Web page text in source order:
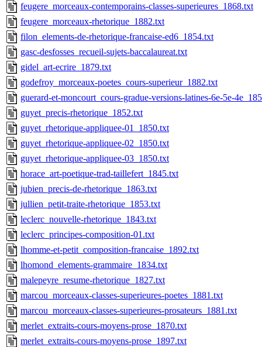
feugere_morceaux-contemporains-classes-superieures_1868.txt
feugere_morceaux-rhetorique_1882.txt
filon_elements-de-rhetorique-francaise-ed6_1854.txt
gasc-desfosses_recueil-sujets-baccalaureat.txt
gidel_art-ecrire_1879.txt
godefroy_morceaux-poetes_cours-superieur_1882.txt
guerard-et-moncourt_cours-gradue-versions-latines-6e-5e-
guyet_precis-rhetorique_1852.txt
guyet_rhetorique-appliquee-01_1850.txt
guyet_rhetorique-appliquee-02_1850.txt
guyet_rhetorique-appliquee-03_1850.txt
horace_art-poetique-trad-taillefert_1845.txt
jubien_precis-de-rhetorique_1863.txt
jullien_petit-traite-rhetorique_1853.txt
leclerc_nouvelle-rhetorique_1843.txt
leclerc_principes-composition-01.txt
lhomme-et-petit_composition-francaise_1892.txt
lhomond_elements-grammaire_1834.txt
malepeyre_resume-rhetorique_1827.txt
marcou_morceaux-classes-superieures-poetes_1881.txt
marcou_morceaux-classes-superieures-prosateurs_1881.txt
merlet_extraits-cours-moyens-prose_1870.txt
merlet_extraits-cours-moyens-prose_1897.txt